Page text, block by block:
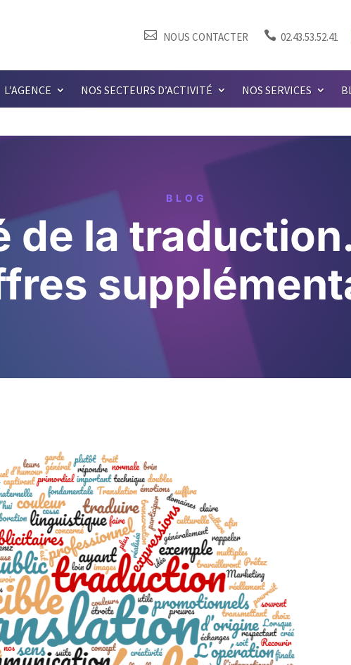
 NOUS CONTACTER  02.43.53.52.41
L’AGENCE NOS SECTEURS D’ACTIVITÉ NOS SERVICES
BLOG
de la